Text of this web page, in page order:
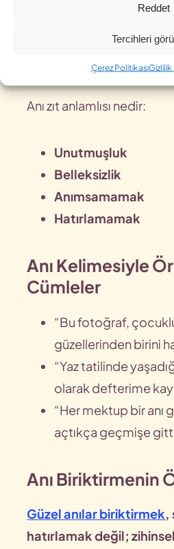
Reddet
Tercihleri
Çerez PolitikasıGizlilik
ancak anlam ve içerik
anımsamama,
Anı zıt anlamlısı nedir:
Unutmuşluk
Belleksizlik
Anımsamamak
Hatırlamamak
Anı Kelimesiyle
Cümleler
“Bu fotoğraf,
güzellerinden birini
“Yaz tatilinde
olarak defterime
“Her mektup bir anı
açtıkça geçmişe
Anı Biriktirmenin
Güzel anılar biriktirmek,
hatırlamak değil;